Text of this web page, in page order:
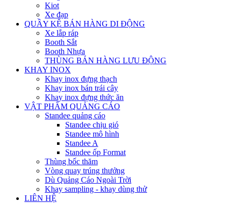
Kiot
Xe đạp
QUẦY KỆ BÁN HÀNG DI ĐỘNG
Xe lắp ráp
Booth Sắt
Booth Nhựa
THÙNG BÁN HÀNG LƯU ĐỘNG
KHAY INOX
Khay inox đựng thạch
Khay inox bán trái cây
Khay inox đựng thức ăn
VẬT PHẨM QUẢNG CÁO
Standee quảng cáo
Standee chịu gió
Standee mô hình
Standee A
Standee ốp Format
Thùng bốc thăm
Vòng quay trúng thưởng
Dù Quảng Cáo Ngoài Trời
Khay sampling - khay dùng thử
LIÊN HỆ